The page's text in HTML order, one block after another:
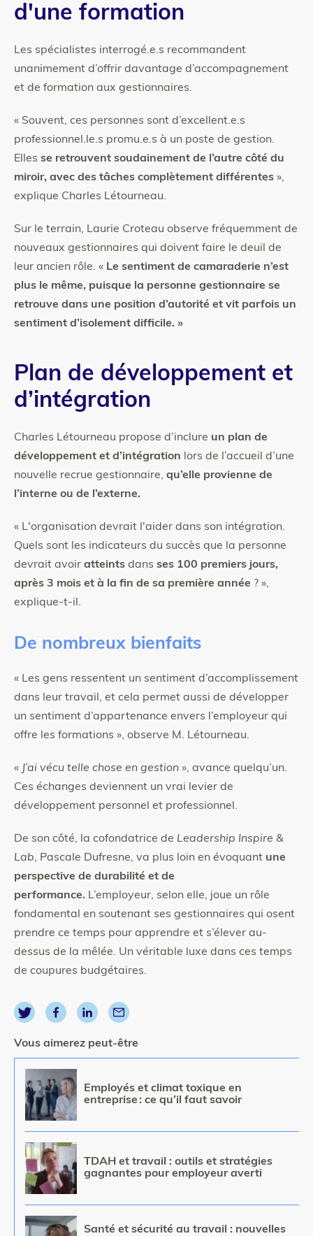
d'une formation
Les spécialistes interrogé.e.s recommandent
unanimement d’offrir davantage d’accompagnement
et de formation aux gestionnaires.
« Souvent, ces personnes sont d’excellent.e.s
professionnel.le.s promu.e.s à un poste de gestion.
Elles se retrouvent soudainement de l’autre côté du
miroir, avec des tâches complètement différentes »,
explique Charles Létourneau.
Sur le terrain, Laurie Croteau observe fréquemment de
nouveaux gestionnaires qui doivent faire le deuil de
leur ancien rôle. « Le sentiment de camaraderie n’est
plus le même, puisque la personne gestionnaire se
retrouve dans une position d’autorité et vit parfois un
sentiment d’isolement difficile. »
Plan de développement et
d’intégration
Charles Létourneau propose d’inclure un plan de
développement et d’intégration lors de l’accueil d’une
nouvelle recrue gestionnaire, qu’elle provienne de
l’interne ou de l’externe.
« L'organisation devrait l'aider dans son intégration.
Quels sont les indicateurs du succès que la personne
devrait avoir atteints dans ses 100 premiers jours,
après 3 mois et à la fin de sa première année ? »,
explique-t-il.
De nombreux bienfaits
« Les gens ressentent un sentiment d’accomplissement
dans leur travail, et cela permet aussi de développer
un sentiment d’appartenance envers l’employeur qui
offre les formations », observe M. Létourneau.
« J’ai vécu telle chose en gestion », avance quelqu’un.
Ces échanges deviennent un vrai levier de
développement personnel et professionnel.
De son côté, la cofondatrice de Leadership Inspire &
Lab, Pascale Dufresne, va plus loin en évoquant une
perspective de durabilité et de
performance. L’employeur, selon elle, joue un rôle
fondamental en soutenant ses gestionnaires qui osent
prendre ce temps pour apprendre et s’élever au-
dessus de la mêlée. Un véritable luxe dans ces temps
de coupures budgétaires.
Vous aimerez peut-être
Image
Employés et climat toxique en
entreprise : ce qu’il faut savoir
Image
TDAH et travail : outils et stratégies
gagnantes pour employeur averti
Image
Santé et sécurité au travail : nouvelles